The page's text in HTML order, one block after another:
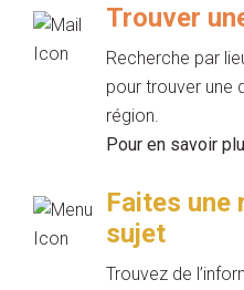
Trouver
Recherche par
pour trouver une
région.
Pour en savoir
Faites une
sujet
Trouvez de